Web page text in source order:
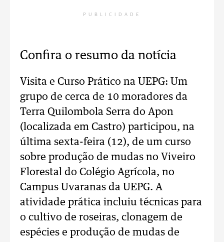
PUBLICIDADE
Confira o resumo da notícia
Visita e Curso Prático na UEPG: Um
grupo de cerca de 10 moradores da
Terra Quilombola Serra do Apon
(localizada em Castro) participou, na
última sexta-feira (12), de um curso
sobre produção de mudas no Viveiro
Florestal do Colégio Agrícola, no
Campus Uvaranas da UEPG. A
atividade prática incluiu técnicas para
o cultivo de roseiras, clonagem de
espécies e produção de mudas de